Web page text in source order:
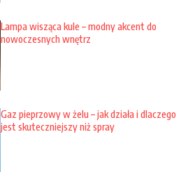
Lampa wisząca kule – modny akcent do
nowoczesnych wnętrz
Gaz pieprzowy w żelu – jak działa i dlaczego
jest skuteczniejszy niż spray